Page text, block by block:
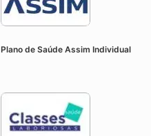
Plano de Saúde Assim Individual